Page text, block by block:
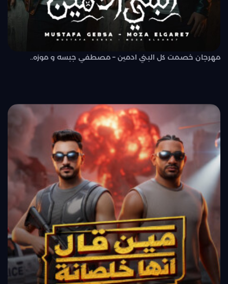
مهرجان خصمت كل البني ادمين – مصطفي جبسه و موزه..